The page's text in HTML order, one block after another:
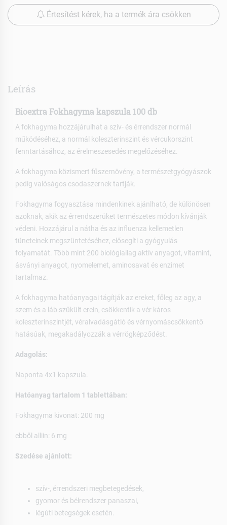
Értesítést kérek, ha a termék ára csökken
Leírás
Bioextra Fokhagyma kapszula 100 db
A fokhagyma hozzájárulhat a szív- és érrendszer normál
működéséhez, a normál koleszterinszint és vércukorszint
fenntartásához, az érelmeszesedés megelőzéséhez.
A fokhagyma közismert fűszernövény, a természetgyógyászok
pedig valóságos csodaszernek tartják.
Fokhagyma fogyasztása mindenkinek ajánlható, de különösen
azoknak, akik az érrendszerüket természetes módon kívánják
védeni. Hozzájárul a nátha és az influenza kellemetlen
tüneteinek megszüntetéséhez, elősegíti a gyógyulás
folyamatát. Több mint 200 biológiailag aktív anyagot, vitamint,
ásványi anyagot, nyomelemet, aminosavat és enzimet
tartalmaz.
A fokhagyma hatóanyagai tágítják az ereket, főleg az agy, a
szem és a láb szűkült erein, csökkentik a vér káros
koleszterinszintjét, véralvadásgátló és vérnyomáscsökkentő
hatásúak, megakadályozzák a vérrögképződést.
Adagolás:
Naponta 4x1 kapszula.
Hatóanyag tartalom 1 tablettában:
Fokhagyma kivonat: 200 mg
ebből alliin: 6 mg
Szedése ajánlott:
szív-, érrendszeri megbetegedések,
gyomor és bélrendszer panaszai,
légúti betegségek esetén.